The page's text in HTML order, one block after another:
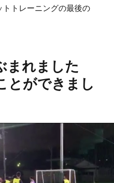
トレーニングの最後の
まれました
とができまし